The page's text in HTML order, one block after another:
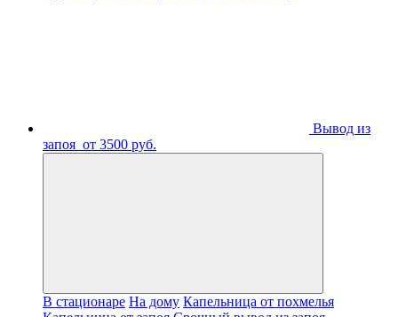
Вывод из
запоя от 3500 руб.
В стационаре На дому Капельница от похмелья